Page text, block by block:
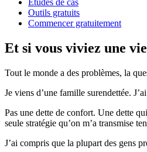
Études de cas
Outils gratuits
Commencer gratuitement
Et si vous viviez une
Tout le monde a des problèmes, la
Je viens d’une famille surendettée.
Pas une dette de confort. Une dette
seule stratégie qu’on m’a transmise
J’ai compris que la plupart des gens